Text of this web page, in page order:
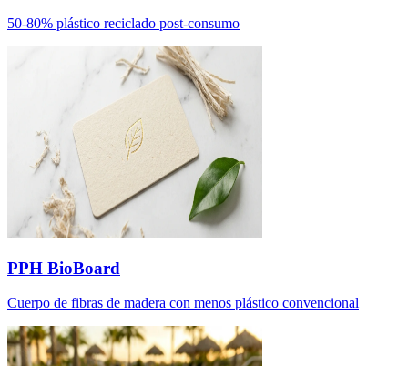
50-80% plástico reciclado post-consumo
PPH BioBoard
Cuerpo de fibras de madera con menos plástico convencional